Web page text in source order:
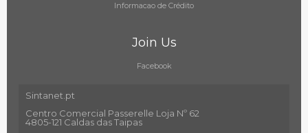
Informacao de Crédito
Join Us
Facebook
Sintanet.pt
Centro Comercial Passerelle Loja Nº 62
4805-121 Caldas das Taipas